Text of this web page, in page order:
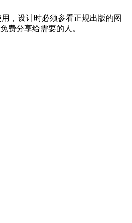
，设计时必须参看正规出版的图
费分享给需要的人。